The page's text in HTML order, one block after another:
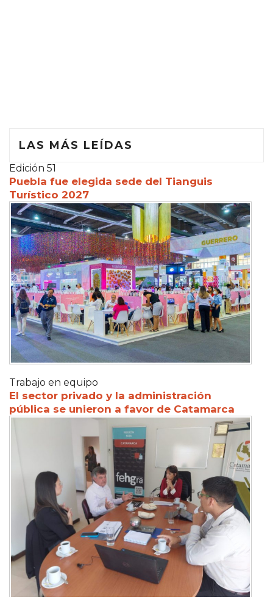
LAS MÁS LEÍDAS
Edición 51
Puebla fue elegida sede del Tianguis
Turístico 2027
Trabajo en equipo
El sector privado y la administración
pública se unieron a favor de Catamarca